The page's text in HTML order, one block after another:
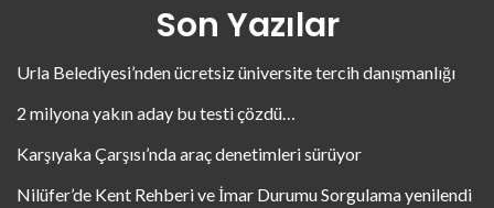
Son Yazılar
Urla Belediyesi’nden ücretsiz üniversite tercih danışmanlığı
2 milyona yakın aday bu testi çözdü…
Karşıyaka Çarşısı’nda araç denetimleri sürüyor
Nilüfer’de Kent Rehberi ve İmar Durumu Sorgulama yenilendi